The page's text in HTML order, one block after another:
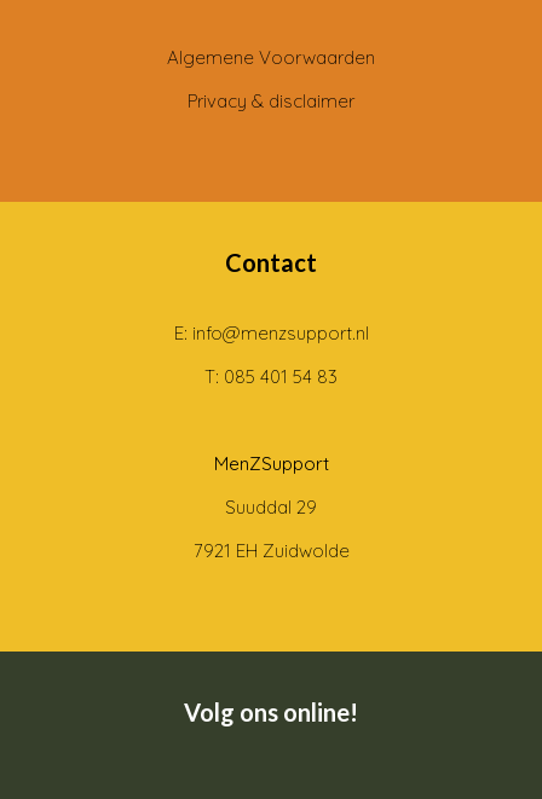
Algemene Voorwaarden
Privacy & disclaimer
Contact
E: info@menzsupport.nl
T: 085 401 54 83
MenZSupport
Suuddal 29
7921 EH Zuidwolde
Volg ons online!